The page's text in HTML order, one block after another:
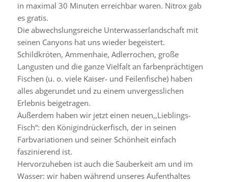
in maximal 30 Minuten erreichbar waren. Nitrox gab
es gratis.
Die abwechslungsreiche Unterwasserlandschaft mit
seinen Canyons hat uns wieder begeistert.
Schildkröten, Ammenhaie, Adlerrochen, große
Langusten und die ganze Vielfalt an farbenprächtigen
Fischen (u. o. viele Kaiser- und Feilenfische) haben
alles abgerundet und zu einem unvergesslichen
Erlebnis beigetragen.
Außerdem haben wir jetzt einen neuen,,Lieblings-
Fisch“: den Königindrückerfisch, der in seinen
Farbvariationen und seiner Schönheit einfach
faszinierend ist.
Hervorzuheben ist auch die Sauberkeit am und im
Wasser: wir haben während unseres Aufenthaltes